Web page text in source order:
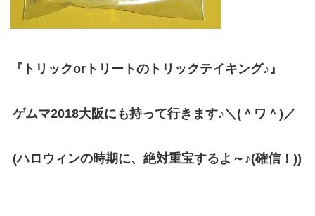
『トリックorトリートのトリックテイキング♪』
ゲムマ2018大阪にも持って行きます♪＼(＾ワ＾)／
(ハロウィンの時期に、絶対重宝するよ～♪(確信！))